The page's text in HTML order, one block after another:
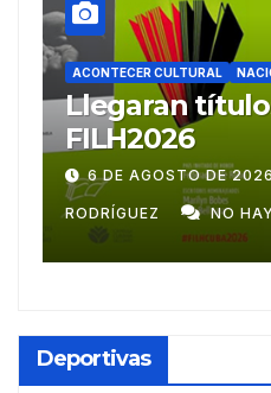
NACIONALES
rusos para
DE 2026 ADRIAN TORRES
NO HAY COMENTARIOS
Deportivas